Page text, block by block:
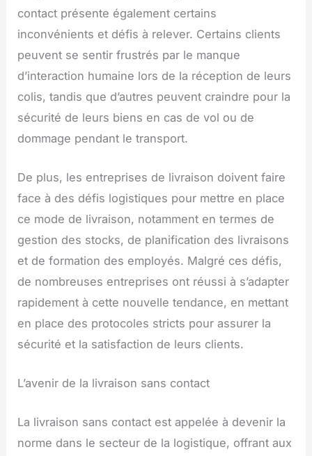
contact présente également certains
inconvénients et défis à relever. Certains clients
peuvent se sentir frustrés par le manque
d’interaction humaine lors de la réception de leurs
colis, tandis que d’autres peuvent craindre pour la
sécurité de leurs biens en cas de vol ou de
dommage pendant le transport.
De plus, les entreprises de livraison doivent faire
face à des défis logistiques pour mettre en place
ce mode de livraison, notamment en termes de
gestion des stocks, de planification des livraisons
et de formation des employés. Malgré ces défis,
de nombreuses entreprises ont réussi à s’adapter
rapidement à cette nouvelle tendance, en mettant
en place des protocoles stricts pour assurer la
sécurité et la satisfaction de leurs clients.
L’avenir de la livraison sans contact
La livraison sans contact est appelée à devenir la
norme dans le secteur de la logistique, offrant aux